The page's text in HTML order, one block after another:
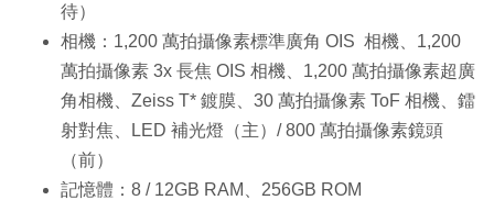
待）
相機：1,200 萬拍攝像素標準廣角 OIS 相機、1,200
萬拍攝像素 3x 長焦 OIS 相機、1,200 萬拍攝像素超廣
角相機、Zeiss T* 鍍膜、30 萬拍攝像素 ToF 相機、鐳
射對焦、LED 補光燈（主）/ 800 萬拍攝像素鏡頭
（前）
記憶體：8 / 12GB RAM、256GB ROM